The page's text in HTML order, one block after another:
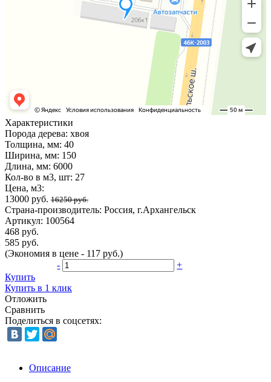
Характеристики
Порода дерева: хвоя
Толщина, мм: 40
Ширина, мм: 150
Длина, мм: 6000
Кол-во в м3, шт: 27
Цена, м3:
13000 руб. 16250 руб.
Страна-производитель: Россия, г.Архангельск
Артикул: 100564
468 руб.
585 руб.
(Экономия в цене - 117 руб.)
-
+
Купить
Купить в 1 клик
Отложить
Сравнить
Поделиться в соцсетях:
Описание